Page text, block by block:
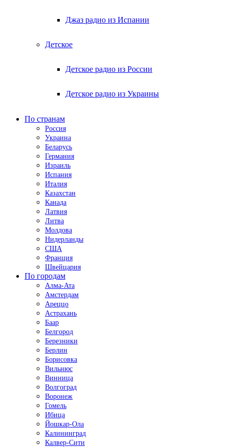
Джаз радио из Испании
Детское
Детское радио из России
Детское радио из Украины
По странам
Россия
Украина
Беларусь
Германия
Израиль
Испания
Италия
Казахстан
Канада
Латвия
Литва
Молдова
Нидерланды
США
Франция
Швейцария
По городам
Алма-Ата
Амстердам
Ареццо
Астрахань
Баар
Белгород
Березники
Берлин
Борисовка
Вильнюс
Винница
Волгоград
Воронеж
Гомель
Ибица
Йошкар-Ола
Калининград
Калвер-Сити